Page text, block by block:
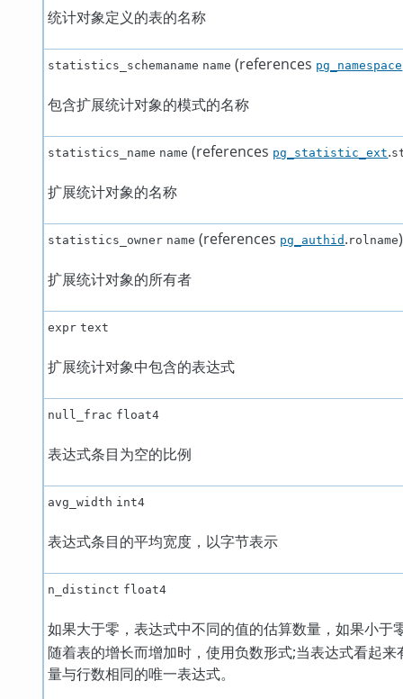
统计对象定义的表的名称
statistics_schemaname name (references pg_namespace
包含扩展统计对象的模式的名称
statistics_name name (references pg_statistic_ext.
扩展统计对象的名称
statistics_owner name (references pg_authid . rolname)
扩展统计对象的所有者
expr text
扩展统计对象中包含的表达式
null_frac float4
表达式条目为空的比例
avg_width int4
表达式条目的平均宽度，以字节表示
n_distinct float4
如果大于零，表达式中不同的值的估算数量，如果小于
随着表的增长而增加时，使用负数形式;当表达式看起
量与行数相同的唯一表达式。